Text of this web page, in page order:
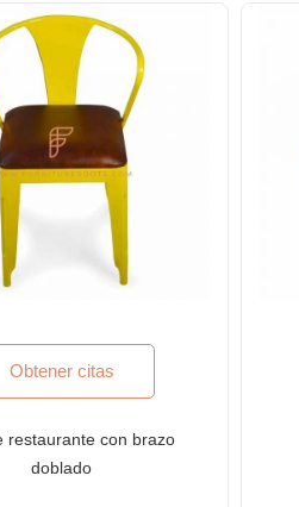
Obtener citas
restaurante con brazo
doblado